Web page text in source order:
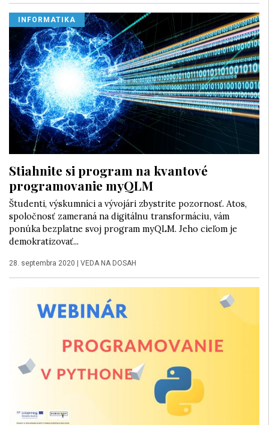
INFORMATIKA
Stiahnite si program na kvantové
programovanie myQLM
Študenti, výskumníci a vývojári zbystrite pozornosť. Atos,
spoločnosť zameraná na digitálnu transformáciu, vám
ponúka bezplatne svoj program myQLM. Jeho cieľom je
demokratizovať...
28. septembra 2020 | VEDA NA DOSAH